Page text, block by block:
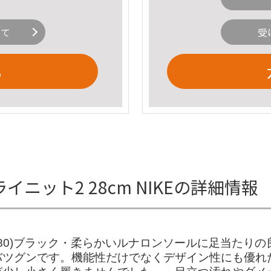
受
ニット2 28cm NIKEの詳細情報
ブラック・柔らかいルナロンソールに足当たり
グンです。機能性だけでなくデザイン性にも優